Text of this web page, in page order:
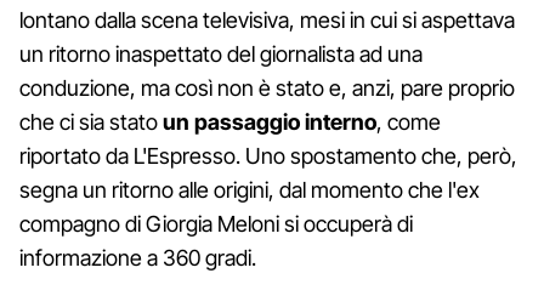
lontano dalla scena televisiva, mesi in cui si aspettava
un ritorno inaspettato del giornalista ad una
conduzione, ma così non è stato e, anzi, pare proprio
che ci sia statoun passaggio interno, come
riportato da L'Espresso. Uno spostamento che, però,
segna un ritorno alle origini, dal momento che l'ex
compagno di Giorgia Meloni si occuperà di
informazione a 360 gradi.